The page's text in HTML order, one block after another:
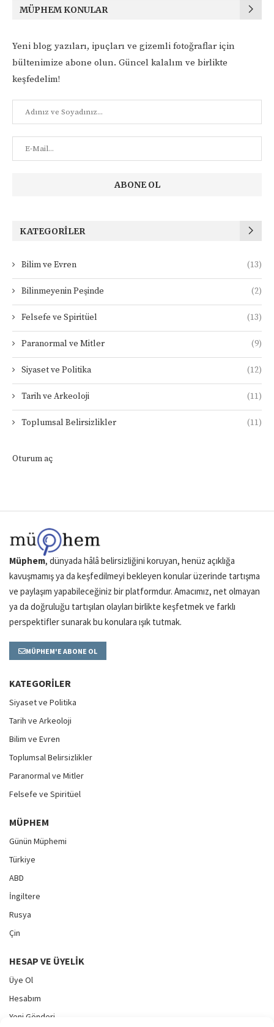
MÜPHEM KONULAR
Yeni blog yazıları, ipuçları ve gizemli fotoğraflar için
bültenimize abone olun. Güncel kalalım ve birlikte
keşfedelim!
KATEGORILER
Bilim ve Evren (13)
Bilinmeyenin Peşinde (2)
Felsefe ve Spiritüel (13)
Paranormal ve Mitler (9)
Siyaset ve Politika (12)
Tarih ve Arkeoloji (11)
Toplumsal Belirsizlikler (11)
Oturum aç
Müphem, dünyada hâlâ belirsizliğini koruyan, henüz açıklığa
kavuşmamış ya da keşfedilmeyi bekleyen konular üzerinde tartışma
ve paylaşım yapabileceğiniz bir platformdur. Amacımız, net olmayan
ya da doğruluğu tartışılan olayları birlikte keşfetmek ve farklı
perspektifler sunarak bu konulara ışık tutmak.
MÜPHEM'E ABONE OL
KATEGORILER
Siyaset ve Politika
Tarih ve Arkeoloji
Bilim ve Evren
Toplumsal Belirsizlikler
Paranormal ve Mitler
Felsefe ve Spiritüel
MÜPHEM
Günün Müphemi
Türkiye
ABD
İngiltere
Rusya
Çin
HESAP VE ÜYELIK
Üye Ol
Hesabım
Yeni Gönderi